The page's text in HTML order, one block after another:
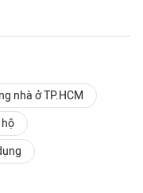
nhà ở TP.HCM